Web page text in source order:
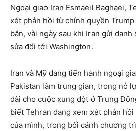
Ngoại giao Iran Esmaeil Baghaei,
xét phản hồi từ chính quyền
bắn, vài ngày sau khi Iran gửi
sửa đổi tới Washington.
Iran và Mỹ đang tiến hành ngoại
Pakistan làm trung gian, trong nỗ
dài cho cuộc xung đột ở Trung
biết Tehran đang xem xét phản
của mình, trong bối cảnh chương